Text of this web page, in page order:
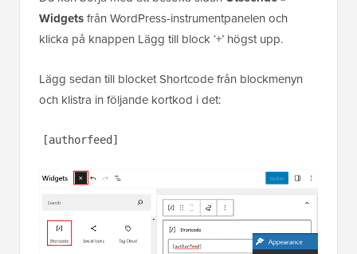
Widgetsfrån WordPress-instrumentpanelen och
klicka på knappen Lägg till block ‘+’ högst upp.
Lägg sedan till blocket Shortcode från blockmenyn
och klistra in följande kortkod i det:
[authorfeed]